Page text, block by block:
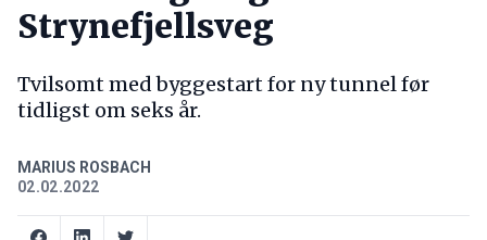
Strynefjellsveg
Tvilsomt med byggestart for ny tunnel før
tidligst om seks år.
MARIUS ROSBACH
02.02.2022